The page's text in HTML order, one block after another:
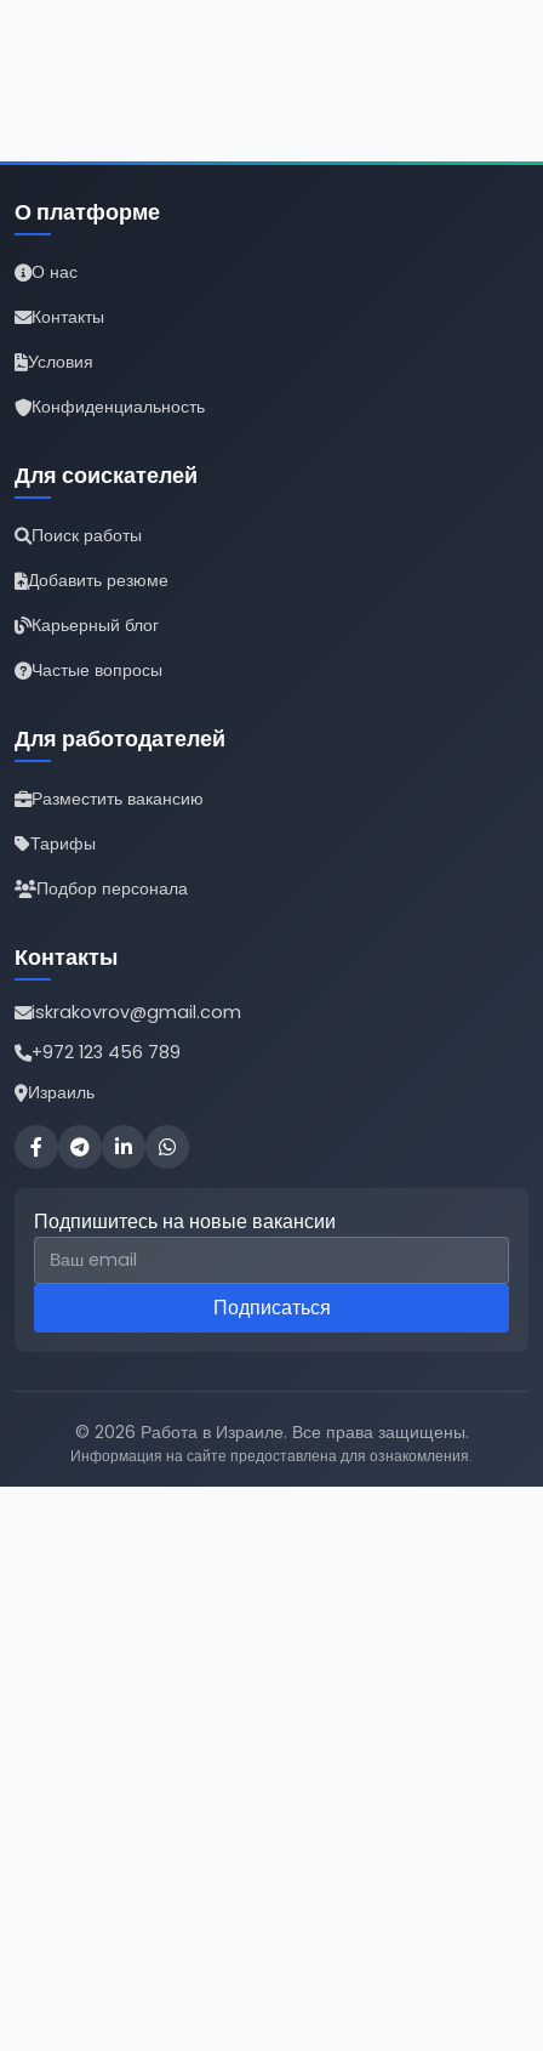
О платформе
О нас
Контакты
Условия
Конфиденциальность
Для соискателей
Поиск работы
Добавить резюме
Карьерный блог
Частые вопросы
Для работодателей
Разместить вакансию
Тарифы
Подбор персонала
Контакты
iskrakovrov@gmail.com
+972 123 456 789
Израиль
Подпишитесь на новые вакансии
Email для подписки
Подписаться
© 2026 Работа в Израиле. Все права защищены.
Информация на сайте предоставлена для ознакомления.